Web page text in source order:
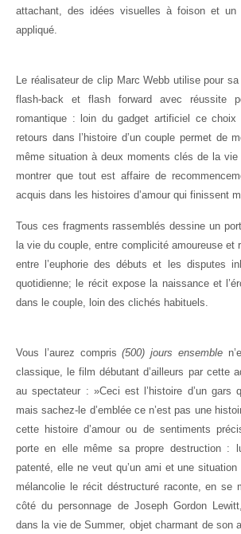
attachant, des idées visuelles à foison et un
appliqué.
Le réalisateur de clip Marc Webb utilise pour
flash-back et flash forward avec réussite
romantique : loin du gadget artificiel ce choix
retours dans l’histoire d’un couple permet de
même situation à deux moments clés de la
montrer que tout est affaire de
acquis dans les histoires d’amour qui finissent
Tous ces fragments rassemblés dessine un
la vie du couple, entre complicité amoureuse et
entre l’euphorie des débuts et les disputes
quotidienne; le récit expose la naissance et
dans le couple, loin des clichés habituels.
Vous l’aurez compris(500) jours ensemble
classique, le film débutant d’ailleurs par cette
au spectateur : »Ceci est l’histoire d’un gars
mais sachez-le d’emblée ce n’est pas une
cette histoire d’amour ou de sentiments
porte en elle même sa propre destruction :
patenté, elle ne veut qu’un ami et une
mélancolie le récit déstructuré raconte, en se
côté du personnage de Joseph Gordon
dans la vie de Summer, objet charmant de son